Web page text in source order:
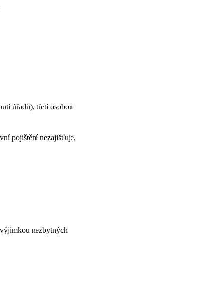
úřadů), třetí osobou
pojištění nezajišťuje,
nezbytných